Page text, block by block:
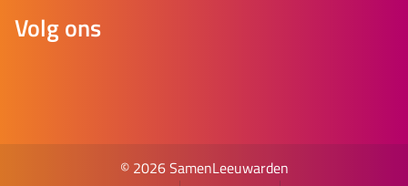
Volg ons
© 2026 SamenLeeuwarden